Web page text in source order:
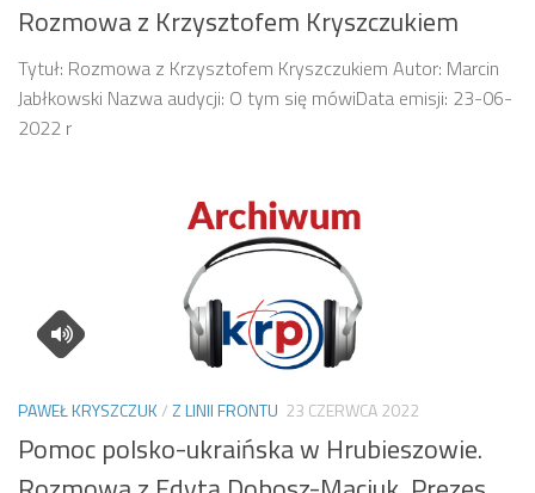
Rozmowa z Krzysztofem Kryszczukiem
Tytuł: Rozmowa z Krzysztofem Kryszczukiem Autor: Marcin
Jabłkowski Nazwa audycji: O tym się mówiData emisji: 23-06-
2022 r
PAWEŁ KRYSZCZUK/Z LINII FRONTU 23 CZERWCA 2022
Pomoc polsko-ukraińska w Hrubieszowie.